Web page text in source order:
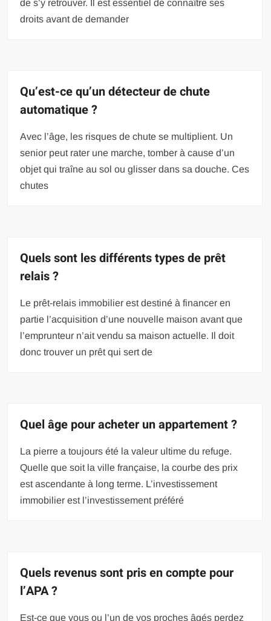
de s’y retrouver. Il est essentiel de connaître ses
droits avant de demander
Qu’est-ce qu’un détecteur de chute
automatique ?
Avec l’âge, les risques de chute se multiplient. Un
senior peut rater une marche, tomber à cause d’un
objet qui traîne au sol ou glisser dans sa douche. Ces
chutes
Quels sont les différents types de prêt
relais ?
Le prêt-relais immobilier est destiné à financer en
partie l’acquisition d’une nouvelle maison avant que
l’emprunteur n’ait vendu sa maison actuelle. Il doit
donc trouver un prêt qui sert de
Quel âge pour acheter un appartement ?
La pierre a toujours été la valeur ultime du refuge.
Quelle que soit la ville française, la courbe des prix
est ascendante à long terme. L’investissement
immobilier est l’investissement préféré
Quels revenus sont pris en compte pour
l’APA ?
Est-ce que vous ou l’un de vos proches âgés perdez